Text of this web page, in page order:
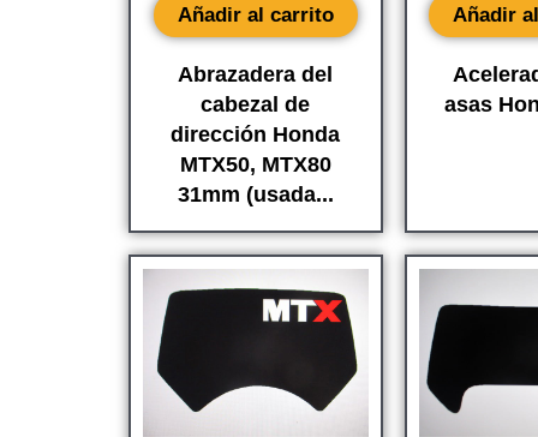
Abrazadera del
cabezal de
dirección Honda
MTX50, MTX80
31mm (usada...
Añadir al carrito
asas
Añadir